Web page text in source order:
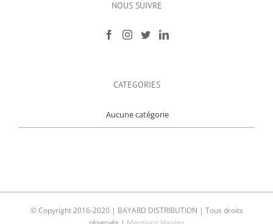
NOUS SUIVRE
CATEGORIES
Aucune catégorie
© Copyright 2016-2020 | BAYARD DISTRIBUTION | Tous droits